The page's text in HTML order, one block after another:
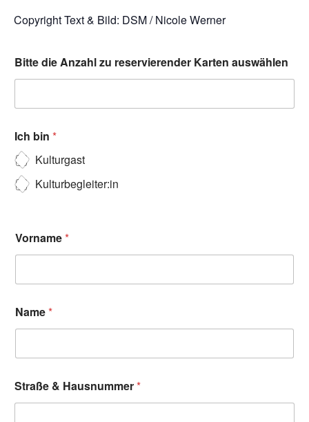
Copyright Text & Bild: DSM / Nicole Werner
Bitte die Anzahl zu reservierender Karten auswählen
Ich bin *
Kulturgast
Kulturbegleiter:in
Vorname*
Name*
Straße & Hausnummer*